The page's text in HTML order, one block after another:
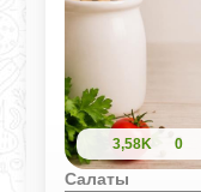
3,58K 0
Салаты